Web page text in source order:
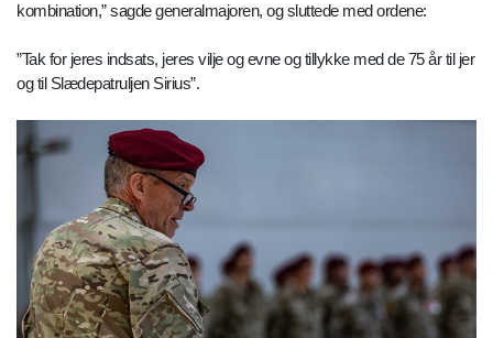
kombination,” sagde generalmajoren, og sluttede med ordene:
”Tak for jeres indsats, jeres vilje og evne og tillykke med de 75 år til jer
og til Slædepatruljen Sirius”.